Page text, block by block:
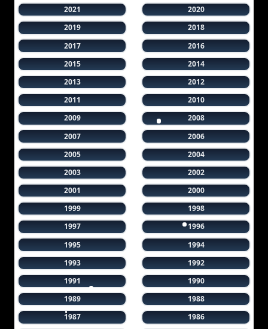
2021
2020
2019
2018
2017
2016
2015
2014
2013
2012
2011
2010
2009
2008
2007
2006
2005
2004
2003
2002
2001
2000
1999
1998
1997
1996
1995
1994
1993
1992
1991
1990
1989
1988
1987
1986